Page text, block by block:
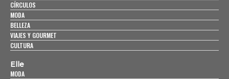
CÍRCULOS
MODA
BELLEZA
VIAJES Y GOURMET
CULTURA
Elle
MODA